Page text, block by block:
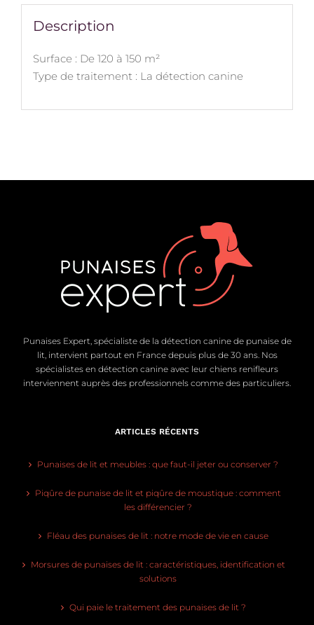
Description
Surface : De 120 à 150 m²
Type de traitement : La détection canine
Punaises Expert, spécialiste de la détection canine de punaise de
lit, intervient partout en France depuis plus de 30 ans. Nos
spécialistes en détection canine avec leur chiens renifleurs
interviennent auprès des professionnels comme des particuliers.
ARTICLES RÉCENTS
Punaises de lit et meubles : que faut-il jeter ou conserver ?
Piqûre de punaise de lit et piqûre de moustique : comment
les différencier ?
Fléau des punaises de lit : notre mode de vie en cause
Morsures de punaises de lit : caractéristiques, identification et
solutions
Qui paie le traitement des punaises de lit ?